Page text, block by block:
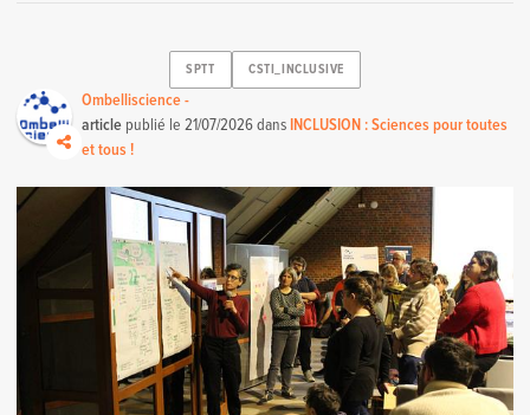
SPTT CSTI_INCLUSIVE
Ombelliscience -
article publié le21/07/2026dans INCLUSION : Sciences pour toutes
et tous !